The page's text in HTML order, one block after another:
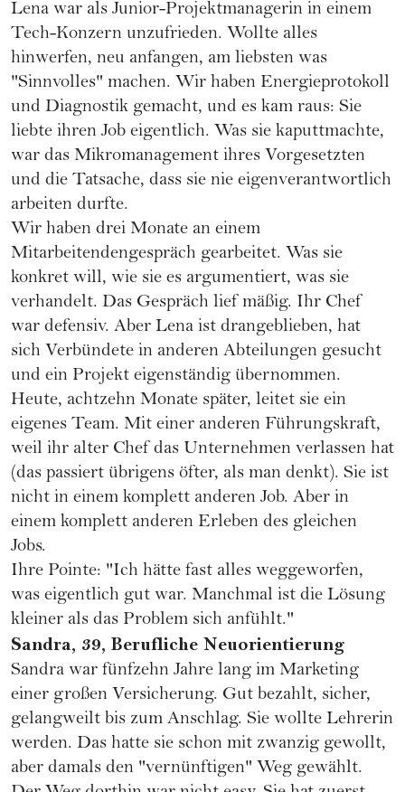
Lena war als Junior-Projektmanagerin in einem
Tech-Konzern unzufrieden. Wollte alles
hinwerfen, neu anfangen, am liebsten was
"Sinnvolles" machen. Wir haben Energieprotokoll
und Diagnostik gemacht, und es kam raus: Sie
liebte ihren Job eigentlich. Was sie kaputtmachte,
war das Mikromanagement ihres Vorgesetzten
und die Tatsache, dass sie nie eigenverantwortlich
arbeiten durfte.
Wir haben drei Monate an einem
Mitarbeitendengespräch gearbeitet. Was sie
konkret will, wie sie es argumentiert, was sie
verhandelt. Das Gespräch lief mäßig. Ihr Chef
war defensiv. Aber Lena ist drangeblieben, hat
sich Verbündete in anderen Abteilungen gesucht
und ein Projekt eigenständig übernommen.
Heute, achtzehn Monate später, leitet sie ein
eigenes Team. Mit einer anderen Führungskraft,
weil ihr alter Chef das Unternehmen verlassen hat
(das passiert übrigens öfter, als man denkt). Sie ist
nicht in einem komplett anderen Job. Aber in
einem komplett anderen Erleben des gleichen
Jobs.
Ihre Pointe: "Ich hätte fast alles weggeworfen,
was eigentlich gut war. Manchmal ist die Lösung
kleiner als das Problem sich anfühlt."
Sandra, 39, Berufliche Neuorientierung
Sandra war fünfzehn Jahre lang im Marketing
einer großen Versicherung. Gut bezahlt, sicher,
gelangweilt bis zum Anschlag. Sie wollte Lehrerin
werden. Das hatte sie schon mit zwanzig gewollt,
aber damals den "vernünftigen" Weg gewählt.